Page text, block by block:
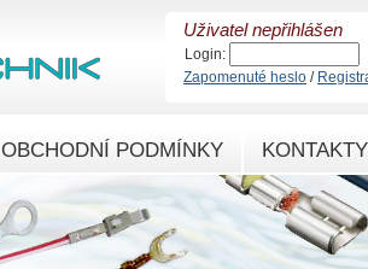
OBCHODNÍ PODMÍNKY KONTAKTY
Uživatel nepřihlášen
Login:
Zapomenuté heslo /